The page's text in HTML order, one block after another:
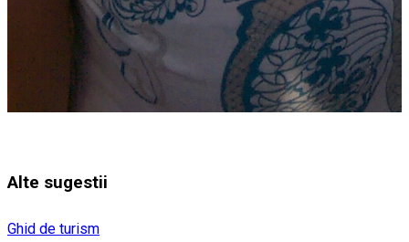
Alte sugestii
Ghid de turism